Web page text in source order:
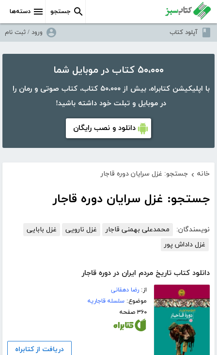
دسته‌ها جستجو
آپلود کتاب ورود / ثبت نام
۵۰،۰۰۰ کتاب در موبایل شما
با اپلیکیشن کتابراه، بیش از ۵۰،۰۰۰ کتاب، کتاب صوتی و رمان را
در موبایل و تبلت خود داشته باشید!
دانلود و نصب رایگان
خانه › جستجو: غزل سرایان دوره قاجار
جستجو: غزل سرایان دوره قاجار
نویسندگان: محمدعلی بهمنی قاجار غزل نارویی
غزل بابایی
غزل داداش پور
دانلود کتاب تاریخ مردم ایران در دوره قاجار
از:رضا دهقانی
موضوع:سلسله قاجاریه
۳۶۰ صفحه
دریافت از کتابراه